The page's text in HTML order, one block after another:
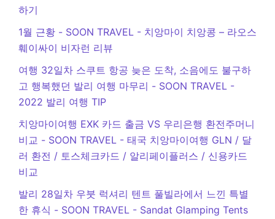
하기
1월 근황 - SOON TRAVEL - 치앙마이 치앙콩 – 라오스
훼이싸이 비자런 리뷰
여행 32일차 스쿠트 항공 늦은 도착, 소음에도 불구하
고 행복했던 발리 여행 마무리 - SOON TRAVEL -
2022 발리 여행 TIP
치앙마이여행 EXK 카드 출금 VS 우리은행 환전주머니
비교 - SOON TRAVEL - 태국 치앙마이여행 GLN / 달
러 환전 / 토스체크카드 / 알리페이플러스 / 신용카드
비교
발리 28일차 우붓 럭셔리 텐트 풀빌라에서 느낀 특별
한 휴식 - SOON TRAVEL - Sandat Glamping Tents